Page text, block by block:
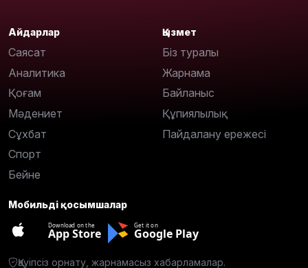
Айдарлар
Саясат
Аналитика
Қоғам
Мәдениет
Сұхбат
Спорт
Бейне
Қызмет
Біз туралы
Жарнама
Байланыс
Құпиялылық
Пайдалану ережесі
Мобильді қосымшалар
Download on the
App Store
Get it on
Google Play
Қауіпсіз орнату, жарнамасыз хабарламалар.